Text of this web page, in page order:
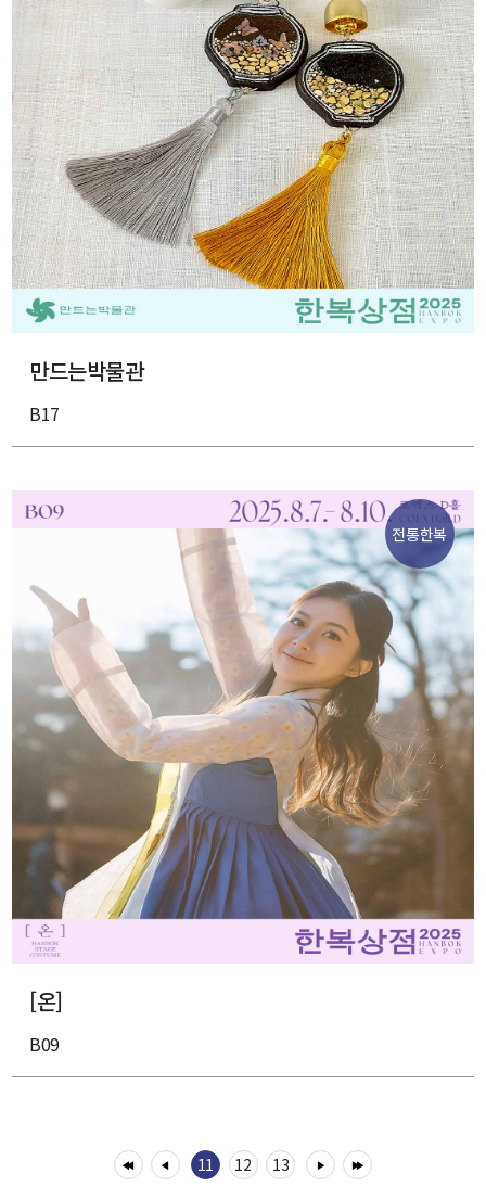
만드는박물관
B17
전통한복
[온]
B09
11 12 13